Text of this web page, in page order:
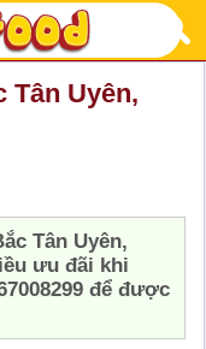
Tân Uyên,
Tân Uyên,
ưu đãi khi
để được